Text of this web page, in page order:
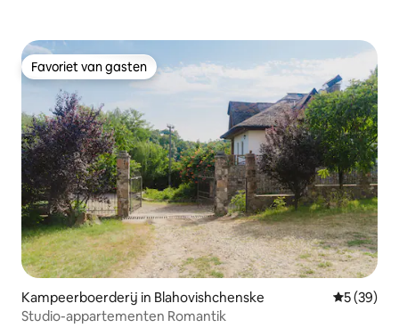
Favoriet van gasten
Favoriet van gasten
Kampeerboerderij in Blahovishchenske
5 (39)
Studio-appartementen Romantik